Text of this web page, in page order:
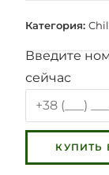
Категория:
Введите
сейчас